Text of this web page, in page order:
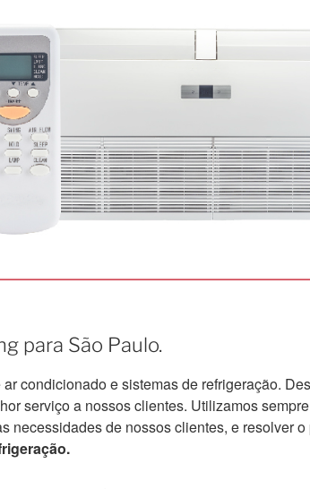
para São Paulo.
condicionado e sistemas de refrigeração.
serviço a nossos clientes. Utilizamos
necessidades de nossos clientes, e resolver